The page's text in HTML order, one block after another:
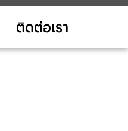
ติดต่อเรา